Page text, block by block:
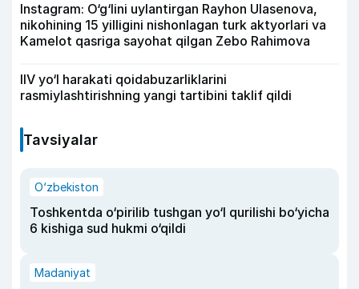
Instagram: O‘g‘lini uylantirgan Rayhon Ulasenova,
nikohining 15 yilligini nishonlagan turk aktyorlari va
Kamelot qasriga sayohat qilgan Zebo Rahimova
IIV yo‘l harakati qoidabuzarliklarini
rasmiylashtirishning yangi tartibini taklif qildi
Tavsiyalar
O‘zbekiston
Toshkentda o‘pirilib tushgan yo‘l qurilishi bo‘yicha
6 kishiga sud hukmi o‘qildi
Madaniyat